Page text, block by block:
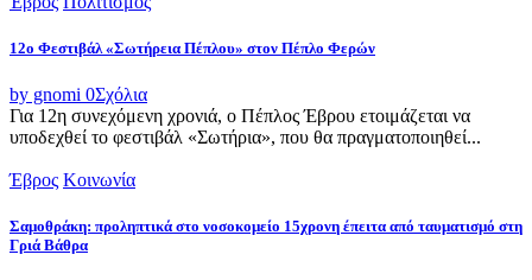
12ο Φεστιβάλ «Σωτήρεια Πέπλου» στον Πέπλο Φερών
by gnomi 0Σχόλια
Για 12η συνεχόμενη χρονιά, ο Πέπλος Έβρου ετοιμάζεται να
υποδεχθεί το φεστιβάλ «Σωτήρια», που θα πραγματοποιηθεί...
Έβρος Κοινωνία
Σαμοθράκη: προληπτικά στο νοσοκομείο 15χρονη έπειτα από ταυματισμό στη
Γριά Βάθρα